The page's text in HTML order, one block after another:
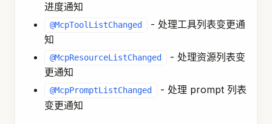
进度通知
@McpToolListChanged
- 处理工具列表变更通
知
@McpResourceListChanged
- 处理资源列表变
更通知
@McpPromptListChanged
- 处理 prompt 列表
变更通知